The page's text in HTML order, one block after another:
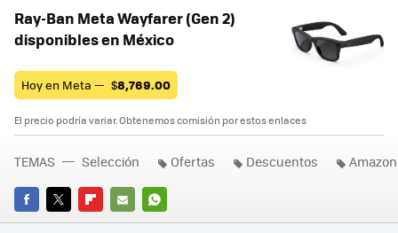
Ray-Ban Meta Wayfarer (Gen 2)
disponibles en México
Hoy en Meta — $8,769.00
El precio podría variar. Obtenemos comisión por estos enlaces
FACEBOOK
TWITTERFLIPBOARD
E-
WHATSAPP
TEMAS Selección Ofertas Descuentos